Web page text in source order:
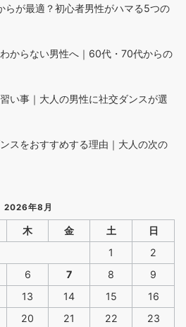
が最適？初心者男性がハマる5つの
からない男性へ｜60代・70代からの
い事｜大人の男性に社交ダンスが選
スをおすすめする理由｜大人の次の
2026年8月
木 金 土
日
1
2
6 7 8
9
13 14 15
16
20 21 22 23